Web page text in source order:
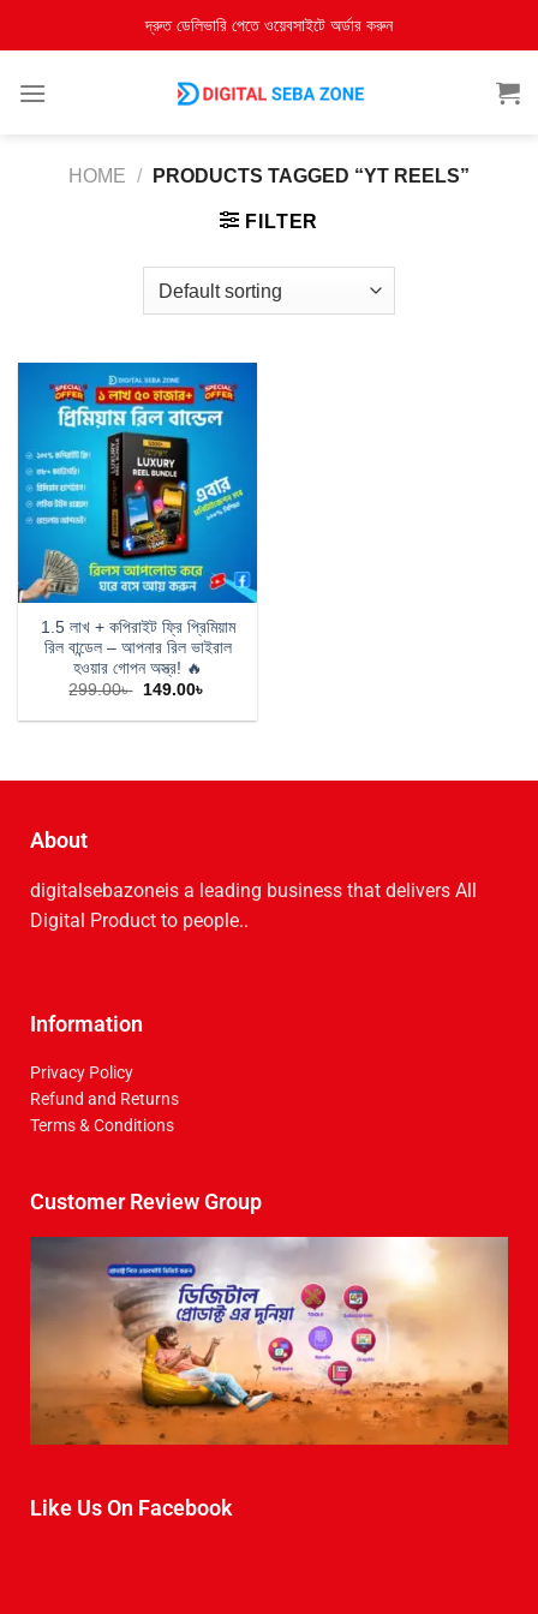
দ্রুত ডেলিভারি পেতে ওয়েবসাইটে অর্ডার করুন
HOME / PRODUCTS TAGGED “YT REELS”
FILTER
1.5 লাখ + কপিরাইট ফ্রি প্রিমিয়াম
রিল বান্ডেল – আপনার রিল ভাইরাল
হওয়ার গোপন অস্ত্র! 🔥
299.00৳ 149.00৳
About
digitalsebazoneis a leading business that delive­rs All
Digital Product to people..
Information
Privacy Policy
Refund and Returns
Terms & Conditions
Customer Review Group
Like Us On Facebook